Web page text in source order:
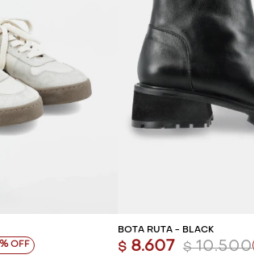
BOTA RUTA - BLACK
$ 8.607 $ 10.500